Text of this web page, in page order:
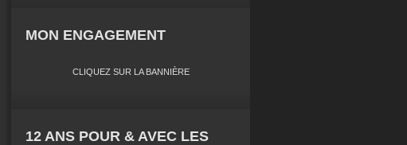
MON ENGAGEMENT
CLIQUEZ SUR LA BANNIÈRE
12 ANS POUR & AVEC LES